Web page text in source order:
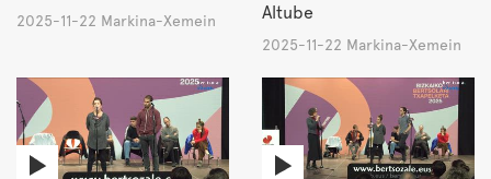
2025-11-22 Markina-Xemein
Altube
2025-11-22 Markina-Xemein